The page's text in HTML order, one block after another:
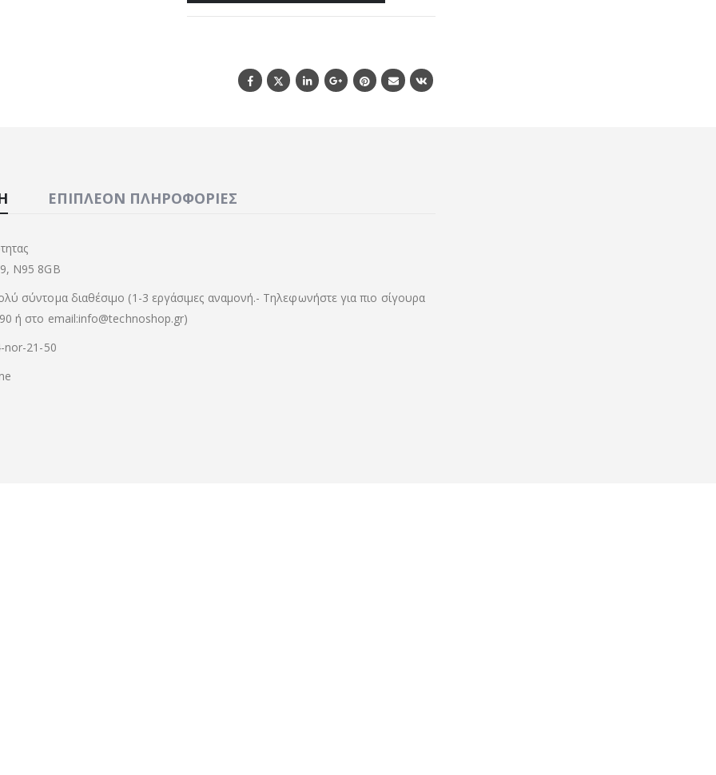
ΕΠΙΠΛΈΟΝ ΠΛΗΡΟΦΟΡΊΕΣ
N95 8GB
σύντομα διαθέσιμο (1-3 εργάσιμες αναμονή.- Τηλεφωνήστε για πιο σίγουρα
ή στο email:info@technoshop.gr)
nor-21-50